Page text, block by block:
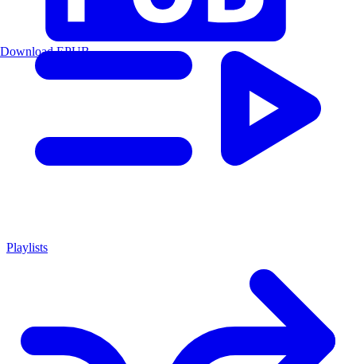
Playlists
Download EPUB